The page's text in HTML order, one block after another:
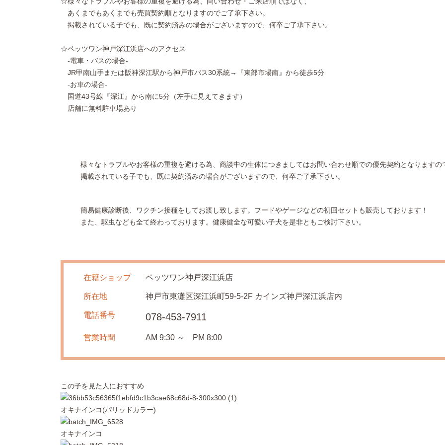
あくまでもあくまでも売買契約順となりますのでご了承下さい。
掲載されている子でも、既に契約済みの場合がございますので、何卒ご了承下さい。
☆ペッツワン神戸深江浜店へのアクセス
-電車・バスの場合-
JR甲南山手または阪神深江駅から神戸市バス30系統→『東部市場南』から徒歩5分
-お車の場合-
国道43号線『深江』から南に5分（左手に見えてきます）
店舗に無料駐車場あり
様々なトラブルやお客様の重複を避ける為、商談中の生体につきましてはお問い合わせ順での優先契約となりますの
掲載されている子でも、既に契約済みの場合がございますので、何卒ご了承下さい。
簡易健康診断後、ワクチン接種をしてお渡し致します。フードやゲージなどの初回セットも販売しております！
また、駆虫なども全て終わっております。健康健全な可愛い子犬を是非ともご検討下さい。
在籍ショップ ペッツワン神戸深江浜店
所在地 神戸市東灘区深江浜町59-5-2F カインズ神戸深江浜店内
電話番号 078-453-7911
営業時間 AM 9:30 ～ PM 8:00
この子を見た人におすすめ
オキナインコ(パリッドカラー)
オキナインコ